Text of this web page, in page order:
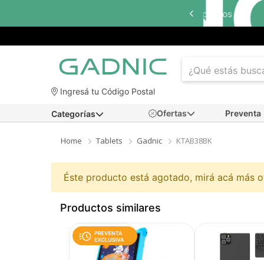
Ingresá tu Código Postal
Ofertas Preventa
Categorías
Home Tablets Gadnic KTAB38BK
Éste producto está agotado, mirá acá más
Productos similares